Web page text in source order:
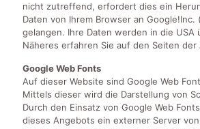
nicht zutreffend, erfordert dies ein
Daten von Ihrem Browser an Google!Inc.
gelangen. Ihre Daten werden in die USA
Näheres erfahren Sie auf den Seiten der
Google Web Fonts
Auf dieser Website sind Google Web
Mittels dieser wird die Darstellung von
Durch den Einsatz von Google Web
dieses Angebots ein externer Server